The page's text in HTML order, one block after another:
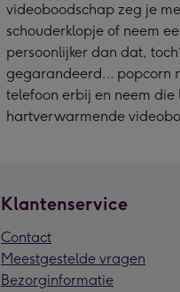
videoboodschap zeg je
schouderklopje of neem
persoonlijker dan dat,
gegarandeerd… popcorn
telefoon erbij en neem die
hartverwarmende
Klantenservice
Contact
Meestgestelde vragen
Bezorginformatie